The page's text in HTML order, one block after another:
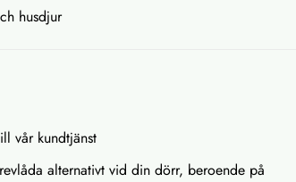
husdjur
vår kundtjänst
alternativt vid din dörr, beroende på